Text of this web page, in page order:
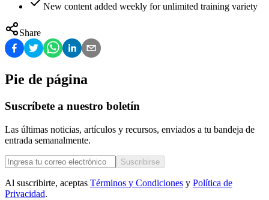
New content added weekly for unlimited training variety
Share
Pie de página
Suscríbete a nuestro boletín
Las últimas noticias, artículos y recursos, enviados a tu bandeja de
entrada semanalmente.
Suscribirse
Al suscribirte, aceptas Términos y Condiciones y Política de
Privacidad.